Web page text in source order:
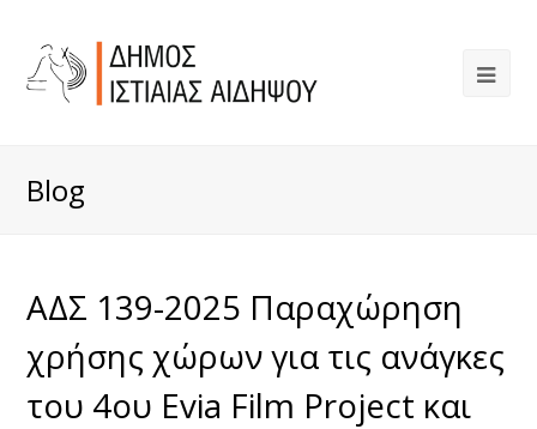
Blog
ΑΔΣ 139-2025 Παραχώρηση
χρήσης χώρων για τις ανάγκες
του 4ου Evia Film Project και